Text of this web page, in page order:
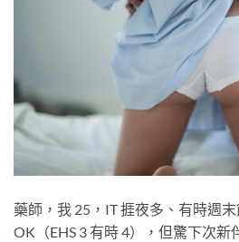
藥師，我 25，IT 捱夜多、有時週
OK（EHS 3 有時 4），但驚下次